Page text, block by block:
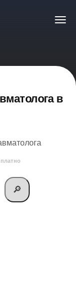
в
🔎